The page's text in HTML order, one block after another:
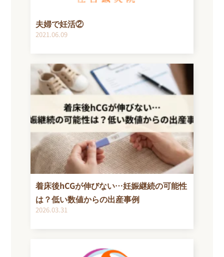
夫婦で妊活②
2021.06.09
着床後hCGが伸びない…妊娠継続の可能性
は？低い数値からの出産事例
2026.03.31